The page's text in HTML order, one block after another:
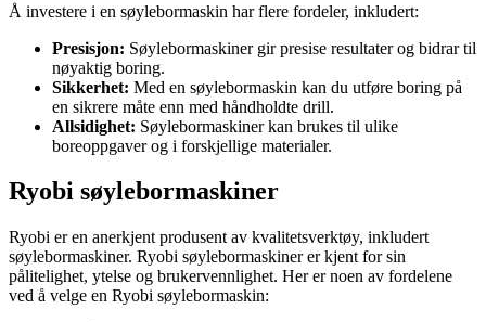
Å investere i en søylebormaskin har flere fordeler, inkludert:
Presisjon: Søylebormaskiner gir presise resultater og bidrar til
nøyaktig boring.
Sikkerhet: Med en søylebormaskin kan du utføre boring på
en sikrere måte enn med håndholdte drill.
Allsidighet: Søylebormaskiner kan brukes til ulike
boreoppgaver og i forskjellige materialer.
Ryobi søylebormaskiner
Ryobi er en anerkjent produsent av kvalitetsverktøy, inkludert
søylebormaskiner. Ryobi søylebormaskiner er kjent for sin
pålitelighet, ytelse og brukervennlighet. Her er noen av fordelene
ved å velge en Ryobi søylebormaskin: